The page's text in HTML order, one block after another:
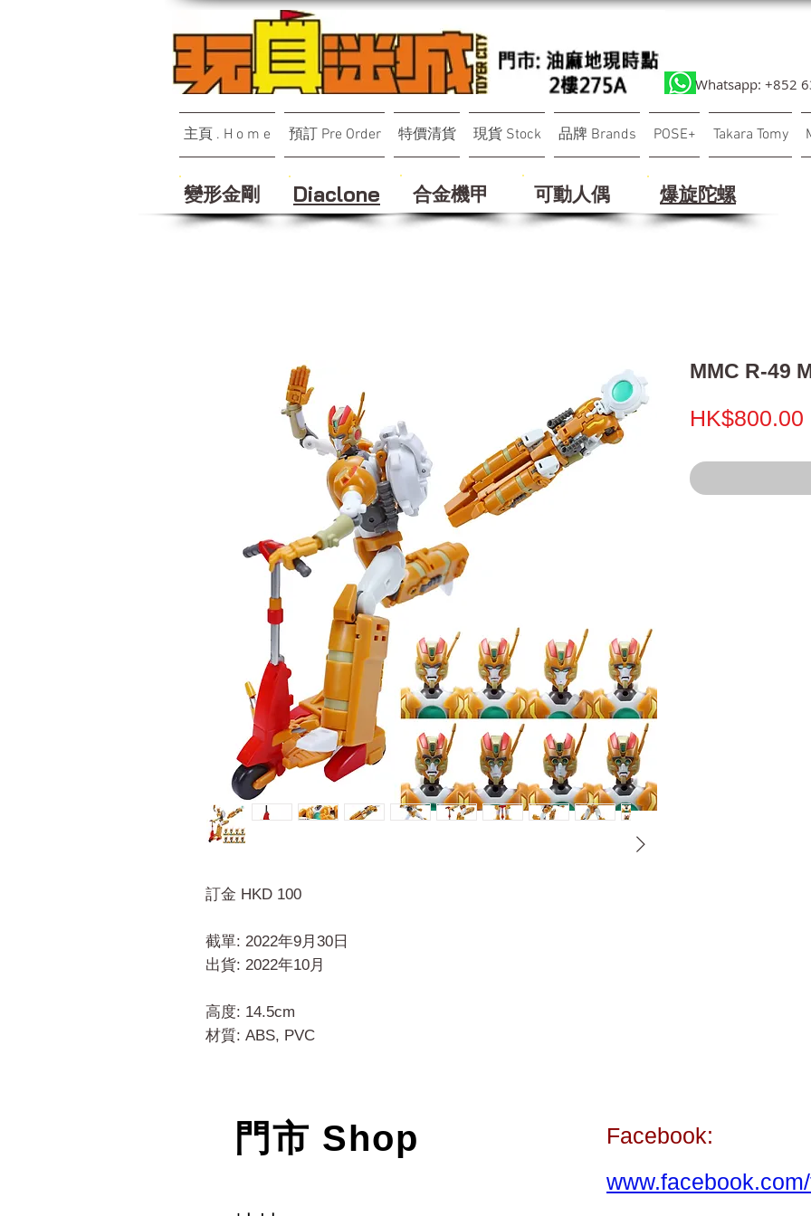
Whatsapp: +852
主頁 . H o m e 預訂 Pre Order 特價清貨 現貨 Stock 品牌 Brands POSE+ Takara Tomy
變形金剛 Diaclone 合金機甲 可動人偶 ​爆旋陀螺
訂金 HKD 100
截單: 2022年9月30日
出貨: 2022年10月
高度: 14.5cm
材質: ABS, PVC
MMC R-49
HK$800.00
門市 Shop
Facebook: